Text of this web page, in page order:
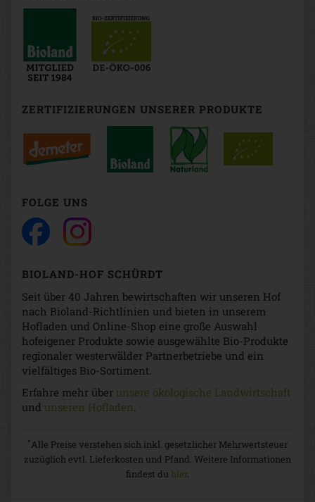
ZERTIFIZIERUNGEN UNSERER PRODUKTE
FOLGE UNS
BIOLAND-HOF SCHÜRDT
Seit über 40 Jahren bewirtschaften wir unseren Hof
nach Bioland-Richtlinien und bieten in unserem
Hofladen und Online-Shop eine große Auswahl
hofeigener Produkte sowie ausgewählte Bio-Produkte
regionaler westerwälder Partnerbetriebe und ein
vielfältiges Bio-Sortiment.
Erfahre mehr über unsere ökologische Landwirtschaft
und unseren Hofladen.
*Alle Preise verstehen sich inkl. gesetzlicher Mehrwertsteuer
zuzüglich evtl. Lieferkosten und Pfand. Weitere Informationen
findest du hier.